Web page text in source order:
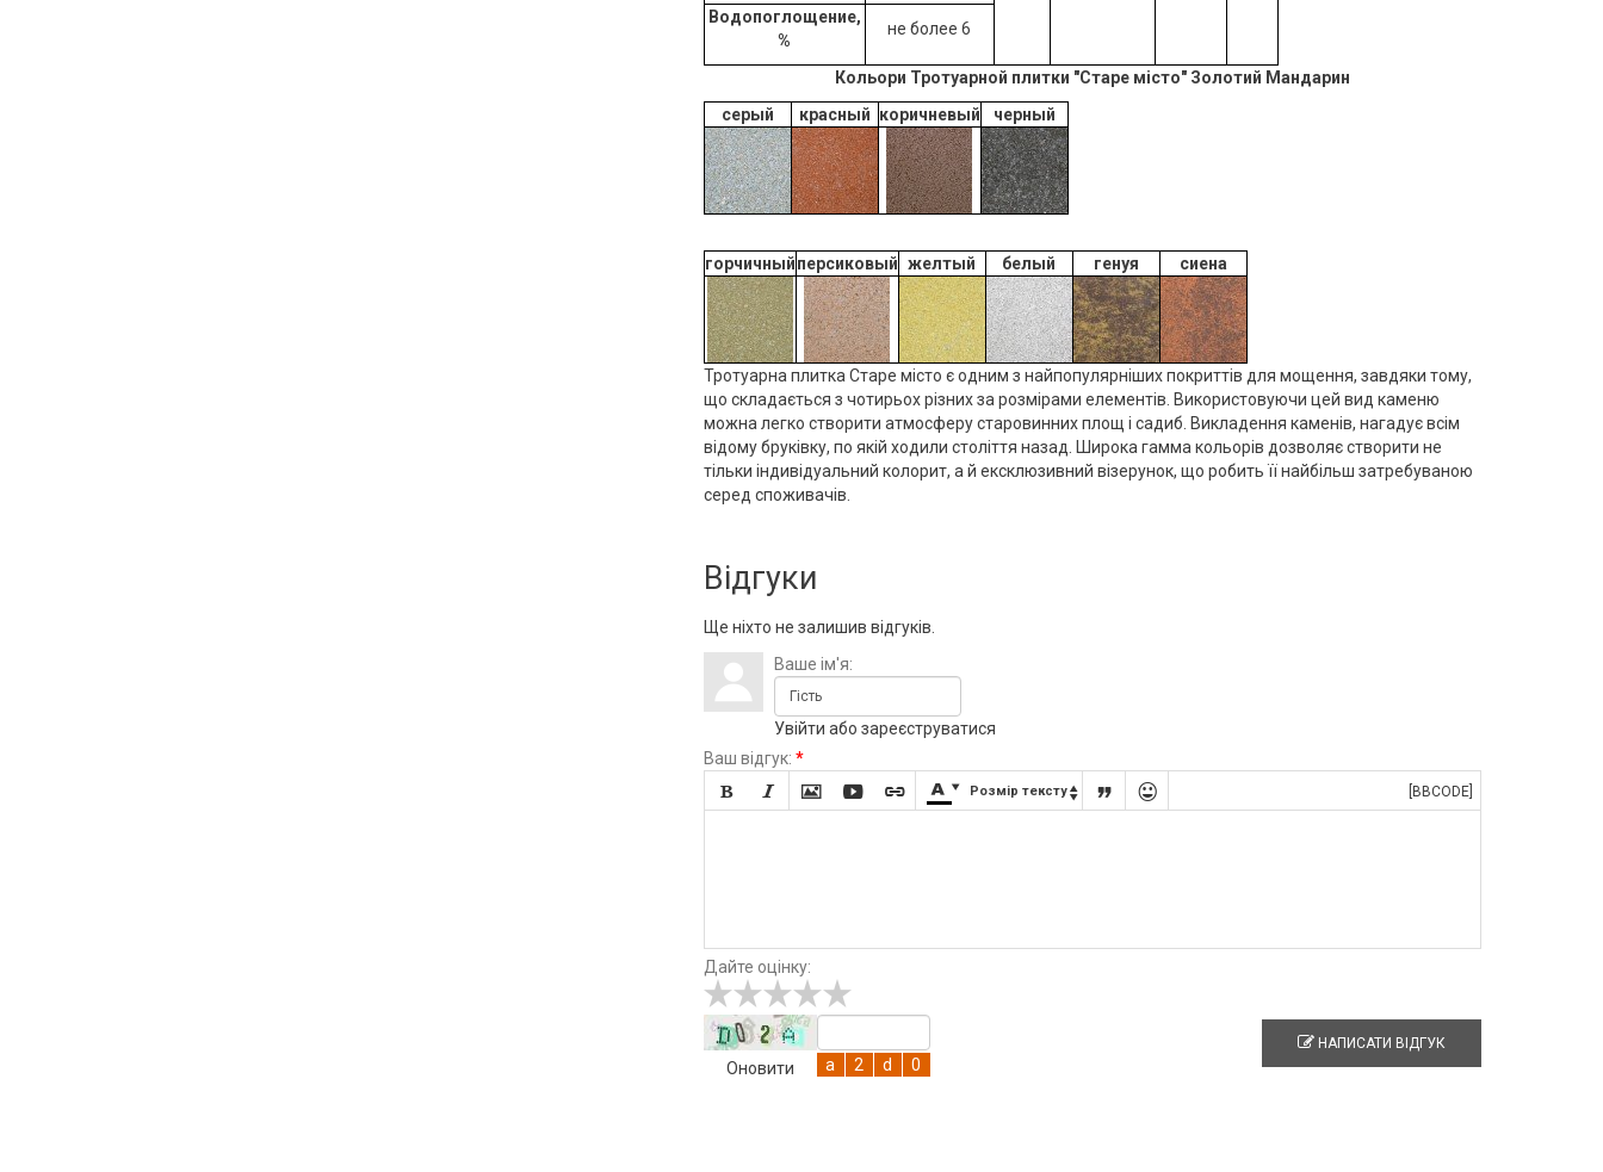
Водопоглощение,
%
не более 6
Кольори Тротуарной плитки "Старе місто" Золотий Мандарин
серый
красный коричневый черный
горчичныйперсиковый желтый белый генуя сиена
Тротуарна плитка Старе місто є одним з найпопулярніших покриттів для мощення, завдяки тому,
що складається з чотирьох різних за розмірами елементів. Використовуючи цей вид каменю
можна легко створити атмосферу старовинних площ і садиб. Викладення каменів, нагадує всім
відому бруківку, по якій ходили століття назад. Широка гамма кольорів дозволяє створити не
тільки індивідуальний колорит, а й ексклюзивний візерунок, що робить її найбільш затребуваною
серед споживачів.
Відгуки
Ще ніхто не залишив відгуків.
Ваше ім'я:
Увійти або зареєструватися
Ваш відгук: *
       Розмір тексту   [BBCODE]
Дайте оцінку:
Оновити
НАПИСАТИ ВІДГУК